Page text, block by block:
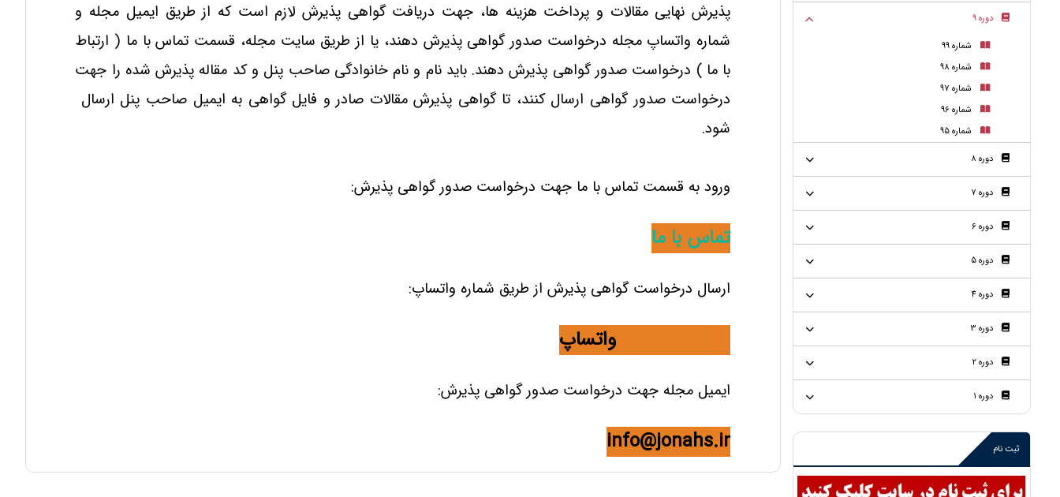
دوره 9
شماره 99
شماره 98
شماره 97
شماره 96
شماره 95
دوره 8
دوره 7
دوره 6
دوره 5
دوره 4
دوره 3
دوره 2
دوره 1
ثبت نام
پذیرش نهایی مقالات و پرداخت هزینه ها، جهت دریافت گواهی پذیرش لازم است که از طریق ایمیل مجله و
شماره واتساپ مجله درخواست صدور گواهی پذیرش دهند، یا از طریق سایت مجله، قسمت تماس با ما ( ارتباط
با ما ) درخواست صدور گواهی پذیرش دهند.باید نام و نام خانوادگی صاحب پنل و کد مقاله پذیرش شده را جهت
درخواست صدور گواهی ارسال کنند، تا گواهی پذیرش مقالات صادر و فایل گواهی به ایمیل صاحب پنل ارسال
شود.
ورود به قسمت تماس با ما جهت درخواست صدور گواهی پذیرش:
تماس با ما
ارسال درخواست گواهی پذیرش از طریق شماره واتساپ:
ایمیل مجله جهت درخواست صدور گواهی پذیرش:
info@jonahs.ir